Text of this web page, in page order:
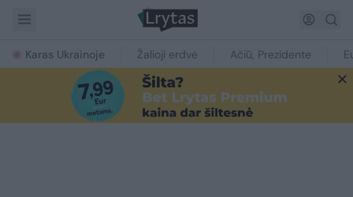
Karas Ukrainoje Žalioji erdvė Ačiū, Prezidente